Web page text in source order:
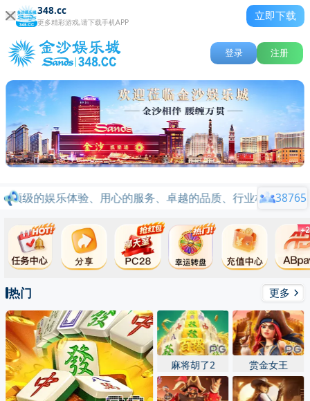
348.cc
更多精彩游戏,请下载手机APP
立即下载
登录 注册
顶级的娱乐体验、用心的服务、卓越的品质、行业标杆品牌信
38765
麻将胡了2 赏金女王
关闭
先点击，再“添加到主屏幕”